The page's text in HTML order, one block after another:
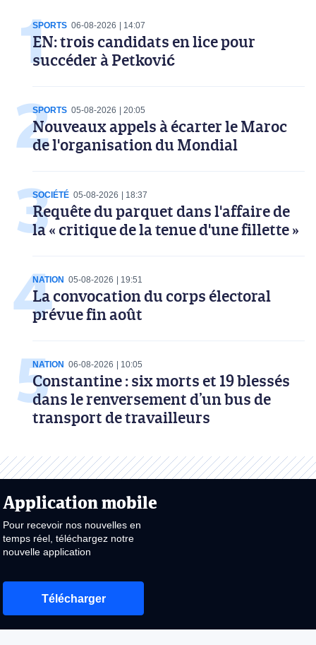
SPORTS 06-08-2026 14:07
EN: trois candidats en lice pour
succéder à Petković
SPORTS 05-08-2026 20:05
Nouveaux appels à écarter le Maroc
de l'organisation du Mondial
SOCIÉTÉ 05-08-2026 18:37
Requête du parquet dans l'affaire de
la « critique de la tenue d'une fillette »
NATION 05-08-2026 19:51
La convocation du corps électoral
prévue fin août
NATION 06-08-2026 10:05
Constantine : six morts et 19 blessés
dans le renversement d’un bus de
transport de travailleurs
Application mobile
Pour recevoir nos nouvelles en
temps réel, téléchargez notre
nouvelle application
Télécharger